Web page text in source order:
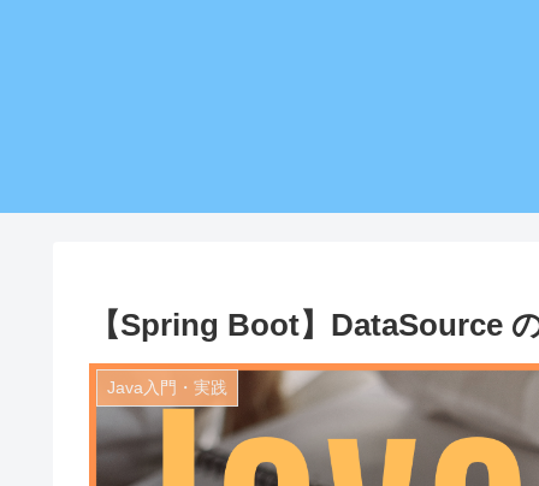
【Spring Boot】DataSource
Java入門・実践